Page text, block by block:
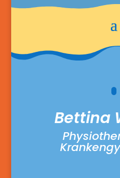
Bettina